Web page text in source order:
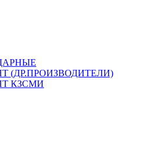
(ДР.ПРОИЗВОДИТЕЛИ)
КЗСМИ